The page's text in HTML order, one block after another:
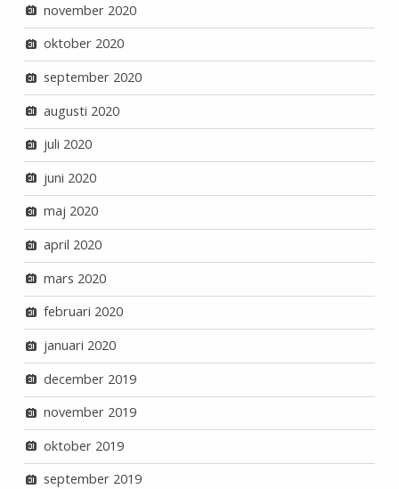
november 2020
oktober 2020
september 2020
augusti 2020
juli 2020
juni 2020
maj 2020
april 2020
mars 2020
februari 2020
januari 2020
december 2019
november 2019
oktober 2019
september 2019